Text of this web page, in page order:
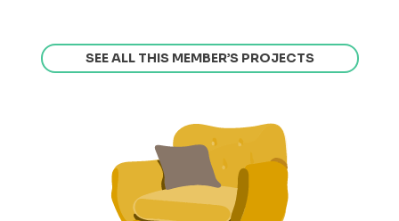
SEE ALL THIS MEMBER’S PROJECTS